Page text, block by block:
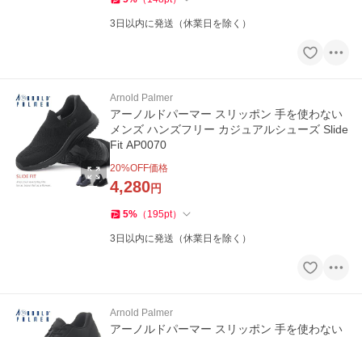
3日以内に発送（休業日を除く）
Arnold Palmer
アーノルドパーマー スリッポン 手を使わない
メンズ ハンズフリー カジュアルシューズ Slide
Fit AP0070
20%OFF価格
4,280円
5% （ 195pt）
3日以内に発送（休業日を除く）
Arnold Palmer
アーノルドパーマー スリッポン 手を使わない